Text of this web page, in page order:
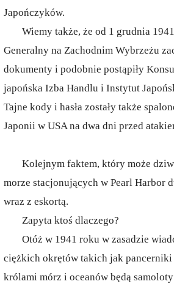
Japończyków.
Wiemy także, że od 1 grudnia
Generalny na Zachodnim Wybrzeżu
dokumenty i podobnie postąpiły
japońska Izba Handlu i Instytut
Tajne kody i hasła zostały także
Japonii w USA na dwa dni przed
Kolejnym faktem, który może
morze stacjonujących w Pearl Harbor
wraz z eskortą.
Zapyta ktoś dlaczego?
Otóż w 1941 roku w zasadzie
ciężkich okrętów takich jak pancerniki
królami mórz i oceanów będą